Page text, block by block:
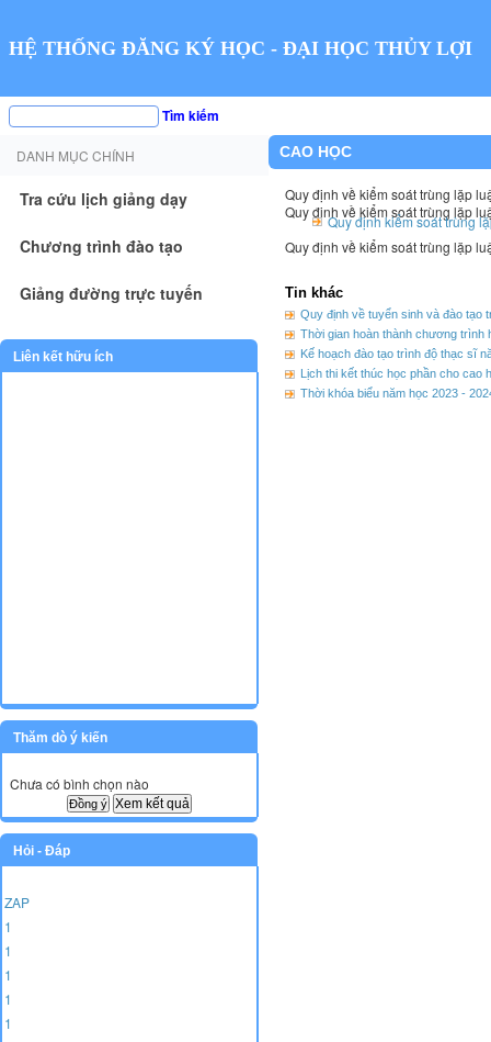
HỆ THỐNG ĐĂNG KÝ HỌC - ĐẠI HỌC THỦY LỢI
Tìm kiếm
DANH MỤC CHÍNH
Tra cứu lịch giảng dạy
Chương trình đào tạo
Giảng đường trực tuyến
Liên kết hữu ích
Thăm dò ý kiến
Chưa có bình chọn nào
Xem kết quả
Hỏi - Đáp
ZAP
1
1
1
1
1
CAO HỌC
Quy định về kiểm soát trùng lặp
Quy định về kiểm soát trùng lặp
Quy định kiểm soát trùng
Quy định về kiểm soát trùng lặp
Tin khác
Quy định về tuyển sinh và đào tạo
Thời gian hoàn thành chương trình
Kế hoạch đào tạo trình độ thạc sĩ
Lịch thi kết thúc học phần cho cao
Thời khóa biểu năm học 2023 -